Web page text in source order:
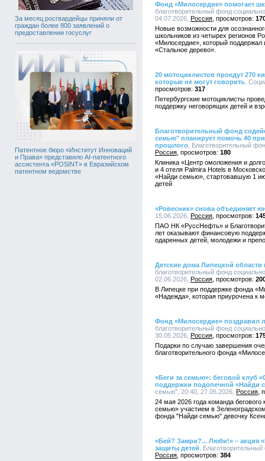
За месяц росгвардейцы приняли от
граждан более 800 заявлений о
предоставлении госуслуг
Патентное бюро «Институт Инноваций
и Права» представило AI-патентного
ассистента «POSINT» в Евразийском
патентном ведомстве
Фонд «Милосердие» помогает
благотворительный фонд
04.07.2026, Россия
Новые возможности для
школьников из четырех регионов
«Милосердие», который поддержал
«Стальное дерево».
20 мотоциклистов проедут 270
которые не могут говорить ,
317
Петербургские мотоциклисты
поддержку неговорящих детей и
Благотворительный фонд
семью" планирует помочь 40
прошлого , Благотворительный
Россия
180
Клиника «Центр омоложения и
и 4 отеля Palmira Hotels в
«Найди семью», стартовавшую 1
детей
«Ровесник» снова объединяет
15.06.2026, Россия
ПАО НК «РуссНефть» и
лет оказывают финансовую
одаренных детей, молодежи и
Детские дома Липецкой
благотворительный фонд
02.06.2026, Россия
В Липецке при поддержке фонда
«Надежда», которая приурочена к
Фонд «Милосердие» поздравил
благотворительный фонд
30.05.2026, Россия
Подарки по случаю завершения
благотворительного фонда
«Беги за семью»: беговой клуб
поддержки подопечной «Найди
семью", 20:40, 27.05.2026, Россия
24 мая 2026 года команда
семью» участием в
фонда "Найди семью" девочку
«Бей? Замри?... Люби!» – акция
защиты детей ,
Россия
384